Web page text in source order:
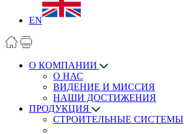
EN
О КОМПАНИИ
О НАС
ВИДЕНИЕ И МИССИЯ
НАШИ ДОСТИЖЕНИЯ
ПРОДУКЦИЯ
СТРОИТЕЛЬНЫЕ СИСТЕМЫ